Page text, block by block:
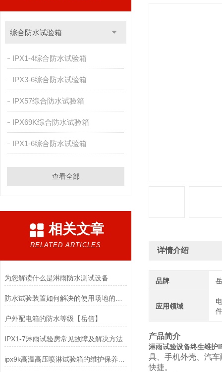
综合防水试验箱
IPX1-4综合防水试验箱
IPX3-6综合防水试验箱
IPX57综合防水试验箱
IPX69K综合防水试验箱
IPX1-6综合防水试验箱
查看全部
相关文章
RELATED ARTICLES
为您解读什么是淋雨防水测试设备
户外配电箱的防水等级【岳信】
IPX1-7淋雨试验房常见故障及解决方法
ipx9k高温高压喷淋试验箱的维护保养你了解多少？
详情介绍
品牌
应用领域
产品简介
淋雨试验设备终生维护
具、手机外壳、汽
快捷。